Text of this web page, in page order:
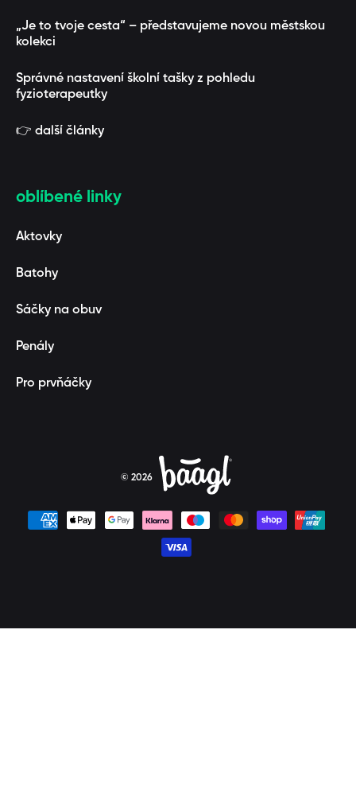
„Je to tvoje cesta“ – představujeme novou městskou
kolekci
Správné nastavení školní tašky z pohledu
fyzioterapeutky
👉 další články
oblíbené linky
Aktovky
Batohy
Sáčky na obuv
Penály
Pro prvňáčky
© 2026
Platební metody